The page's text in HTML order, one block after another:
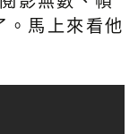
馬上來看他